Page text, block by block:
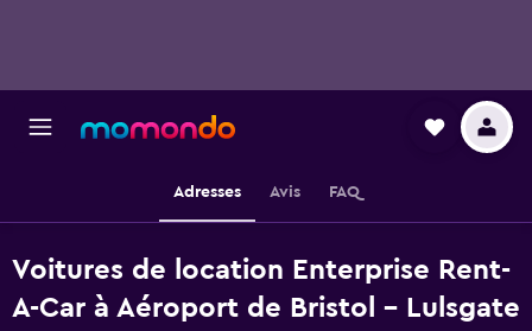
Adresses Avis FAQ
Voitures de location Enterprise Rent-
A-Car à Aéroport de Bristol - Lulsgate